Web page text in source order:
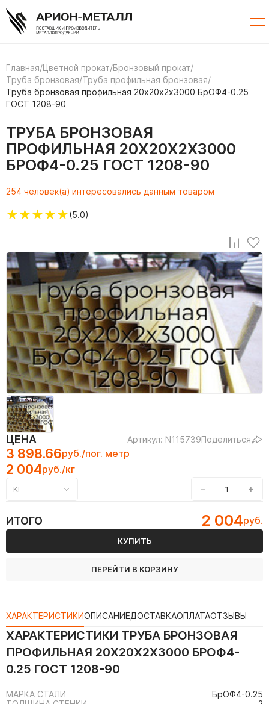
Главная/Цветной прокат/Бронзовый прокат/
Труба бронзовая/Труба профильная бронзовая/
Труба бронзовая профильная 20х20х2х3000 БрОФ4-0.25
ГОСТ 1208-90
ТРУБА БРОНЗОВАЯ
ПРОФИЛЬНАЯ 20Х20Х2Х3000
БРОФ4-0.25 ГОСТ 1208-90
254 человек(а) интересовались данным товаром
★★★★★(5.0)
ЦЕНА Артикул: N115739Поделиться
3 898.66руб./пог. метр
2 004руб./кг
КГ − +
ИТОГО 2 004руб.
КУПИТЬ
ПЕРЕЙТИ В КОРЗИНУ
ХАРАКТЕРИСТИКИОПИСАНИЕДОСТАВКАОПЛАТАОТЗЫВЫ
ХАРАКТЕРИСТИКИ ТРУБА БРОНЗОВАЯ
ПРОФИЛЬНАЯ 20Х20Х2Х3000 БРОФ4-
0.25 ГОСТ 1208-90
МАРКА СТАЛИ
БрОФ4-0.25